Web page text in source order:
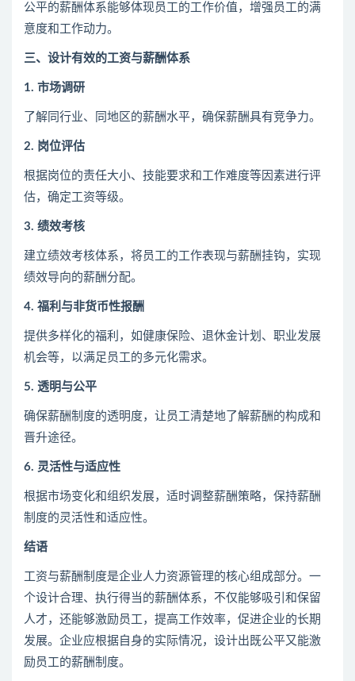
公平的薪酬体系能够体现员工的工作价值，增强员工的满
意度和工作动力。
三、设计有效的工资与薪酬体系
1. 市场调研
了解同行业、同地区的薪酬水平，确保薪酬具有竞争力。
2. 岗位评估
根据岗位的责任大小、技能要求和工作难度等因素进行评
估，确定工资等级。
3. 绩效考核
建立绩效考核体系，将员工的工作表现与薪酬挂钩，实现
绩效导向的薪酬分配。
4. 福利与非货币性报酬
提供多样化的福利，如健康保险、退休金计划、职业发展
机会等，以满足员工的多元化需求。
5. 透明与公平
确保薪酬制度的透明度，让员工清楚地了解薪酬的构成和
晋升途径。
6. 灵活性与适应性
根据市场变化和组织发展，适时调整薪酬策略，保持薪酬
制度的灵活性和适应性。
结语
工资与薪酬制度是企业人力资源管理的核心组成部分。一
个设计合理、执行得当的薪酬体系，不仅能够吸引和保留
人才，还能够激励员工，提高工作效率，促进企业的长期
发展。企业应根据自身的实际情况，设计出既公平又能激
励员工的薪酬制度。